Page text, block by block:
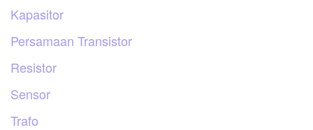
Kapasitor
Persamaan Transistor
Resistor
Sensor
Trafo